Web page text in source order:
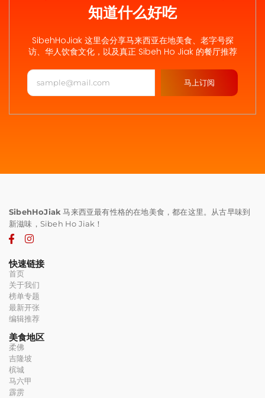
知道什么好吃
SibehHoJiak 这里会分享马来西亚在地美食、老字号探
访、华人饮食文化，以及真正 Sibeh Ho Jiak 的餐厅推荐
马上订阅
SibehHoJiak马来西亚最有性格的在地美食，都在这里。从古早味到
新滋味，Sibeh Ho Jiak！
快速链接
首页
关于我们
榜单专题
最新开张
编辑推荐
美食地区
柔佛
吉隆坡
槟城
马六甲
霹雳